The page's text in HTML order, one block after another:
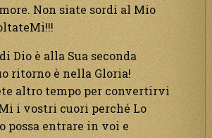
Non siate sordi al Mio
Dio è alla Sua seconda
ritorno è nella Gloria!
altro tempo per convertirvi
i vostri cuori perché Lo
possa entrare in voi e